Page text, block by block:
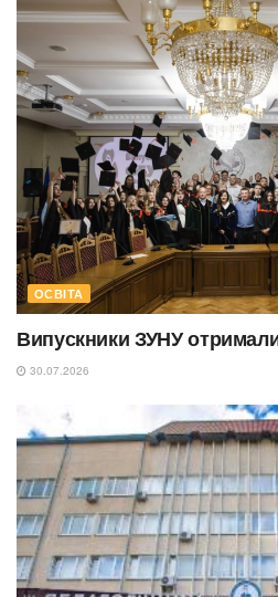
ОСВІТА
Випускники ЗУНУ
30.07.2026